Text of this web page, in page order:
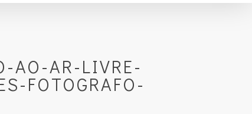
AO-AR-LIVRE-
FOTOGRAFO-